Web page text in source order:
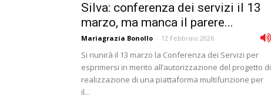
Silva: conferenza dei servizi il 13
marzo, ma manca il parere...
Mariagrazia Bonollo - 12 Febbraio 2026
Si riunirà il 13 marzo la Conferenza dei Servizi per
esprimersi in merito all’autorizzazione del progetto di
realizzazione di una piattaforma multifunzione per
il...